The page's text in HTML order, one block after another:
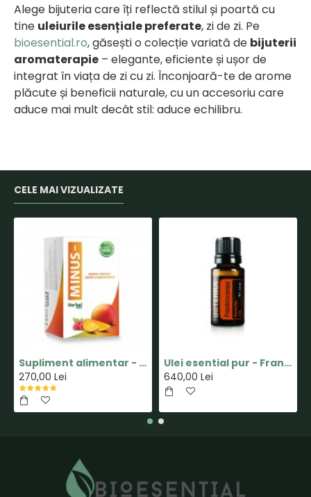
Alege bijuteria care îți reflectă stilul și poartă cu
tine uleiurile esențiale preferate, zi de zi. Pe
bioesential.ro, găsești o colecție variată de bijuterii
aromaterapie – elegante, eficiente și ușor de
integrat în viața de zi cu zi. Înconjoară-te de arome
plăcute și beneficii naturale, cu un accesoriu care
aduce mai mult decât stil: aduce echilibru.
CELE MAI VIZUALIZATE
Supliment alimentar - Capsula MINUS - Pastile pentru Slabit 100% Naturale - Herbal New Life
270,00 Lei
Ulei esential pur - Frankincense(Tamaie) - 15ml - doTERRA
640,00 Lei